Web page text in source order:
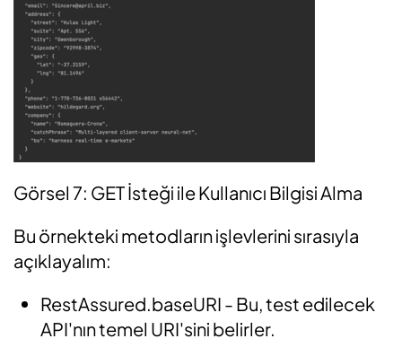
Görsel 7: GET İsteği ile Kullanıcı Bilgisi Alma
Bu örnekteki metodların işlevlerini sırasıyla
açıklayalım:
RestAssured.baseURI - Bu, test edilecek
API'nın temel URI'sini belirler.